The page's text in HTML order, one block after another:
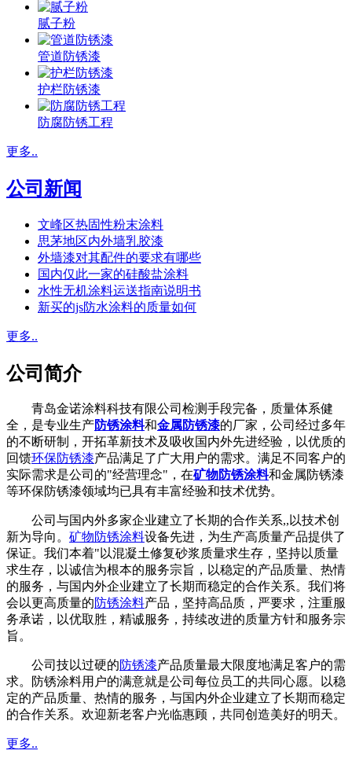
腻子粉
管道防锈漆
护栏防锈漆
防腐防锈工程
更多..
公司新闻
文峰区热固性粉末涂料
思茅地区内外墙乳胶漆
外墙漆对其配件的要求有哪些
国内仅此一家的硅酸盐涂料
水性无机涂料运送指南说明书
新买的js防水涂料的质量如何
更多..
公司简介
青岛金诺涂料科技有限公司检测手段完备，质量体系健
全，是专业生产防锈涂料和金属防锈漆的厂家，公司经过多年
的不断研制，开拓革新技术及吸收国内外先进经验，以优质的
回馈环保防锈漆产品满足了广大用户的需求。满足不同客户的
实际需求是公司的"经营理念"，在矿物防锈涂料和金属防锈漆
等环保防锈漆领域均已具有丰富经验和技术优势。
公司与国内外多家企业建立了长期的合作关系,,以技术创
新为导向。 矿物防锈涂料设备先进，为生产高质量产品提供了
保证。我们本着"以混凝土修复砂浆质量求生存，坚持以质量
求生存，以诚信为根本的服务宗旨，以稳定的产品质量、热情
的服务，与国内外企业建立了长期而稳定的合作关系。我们将
会以更高质量的防锈涂料产品，坚持高品质，严要求，注重服
务承诺，以优取胜，精诚服务，持续改进的质量方针和服务宗
旨。
公司技以过硬的防锈漆产品质量最大限度地满足客户的需
求。防锈涂料用户的满意就是公司每位员工的共同心愿。以稳
定的产品质量、热情的服务，与国内外企业建立了长期而稳定
的合作关系。欢迎新老客户光临惠顾，共同创造美好的明天。
更多..